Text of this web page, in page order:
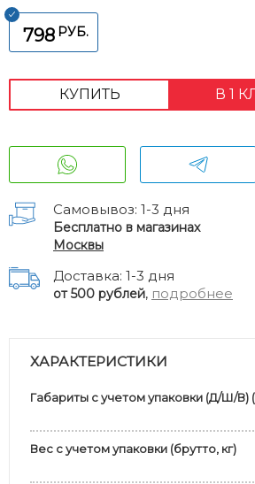
798 РУБ.
КУПИТЬ В 1
Самовывоз: 1-3 дня
Бесплатно в магазинах
Москвы
Доставка: 1-3 дня
от 500 рублей, подробнее
ХАРАКТЕРИСТИКИ
Габариты с учетом упаковки (Д/Ш/В)
Вес с учетом упаковки (брутто, кг)